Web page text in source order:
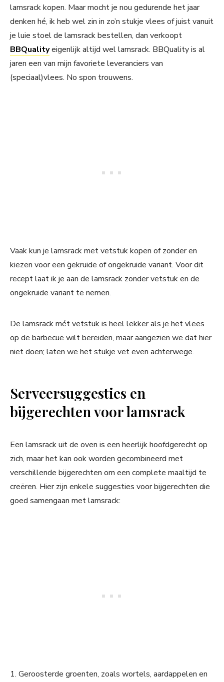
lamsrack kopen. Maar mocht je nou gedurende het jaar
denken hé, ik heb wel zin in zo’n stukje vlees of juist vanuit
je luie stoel de lamsrack bestellen, dan verkoopt
BBQualityeigenlijk altijd wel lamsrack. BBQuality is al
jaren een van mijn favoriete leveranciers van
(speciaal)vlees. No spon trouwens.
Vaak kun je lamsrack met vetstuk kopen of zonder en
kiezen voor een gekruide of ongekruide variant. Voor dit
recept laat ik je aan de lamsrack zonder vetstuk en de
ongekruide variant te nemen.
De lamsrack mét vetstuk is heel lekker als je het vlees
op de barbecue wilt bereiden, maar aangezien we dat hier
niet doen; laten we het stukje vet even achterwege.
Serveersuggesties en
bijgerechten voor lamsrack
Een lamsrack uit de oven is een heerlijk hoofdgerecht op
zich, maar het kan ook worden gecombineerd met
verschillende bijgerechten om een complete maaltijd te
creëren. Hier zijn enkele suggesties voor bijgerechten die
goed samengaan met lamsrack:
1. Geroosterde groenten, zoals wortels, aardappelen en